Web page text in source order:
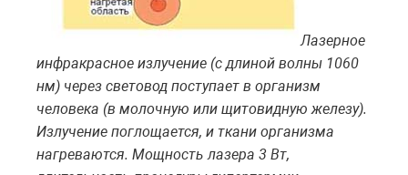
Лазерное
инфракрасное излучение (с длиной волны 1060
нм) через световод поступает в организм
человека (в молочную или щитовидную железу).
Излучение поглощается, и ткани организма
нагреваются. Мощность лазера 3 Вт,